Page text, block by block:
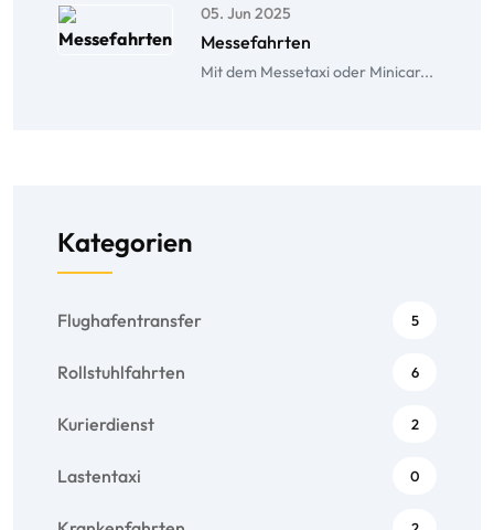
05. Jun 2025
Messefahrten
Mit dem Messetaxi oder Minicar...
Kategorien
Flughafentransfer 5
Rollstuhlfahrten 6
Kurierdienst 2
Lastentaxi 0